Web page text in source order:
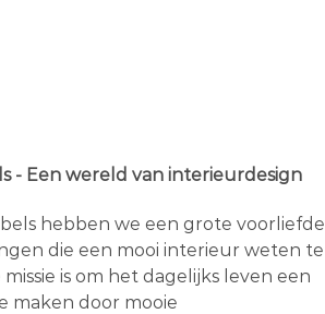
- Een wereld van interieurdesign
hebben we een grote voorliefde
die een mooi interieur weten te
is om het dagelijks leven een
maken door mooie